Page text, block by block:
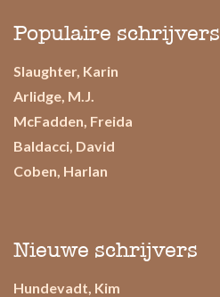
Populaire schrijvers
Slaughter, Karin
Arlidge, M.J.
McFadden, Freida
Baldacci, David
Coben, Harlan
Nieuwe schrijvers
Hundevadt, Kim